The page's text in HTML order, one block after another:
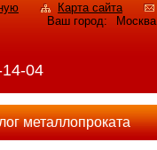
Карта сайта
Ваш город:
Москва
04
металлопроката